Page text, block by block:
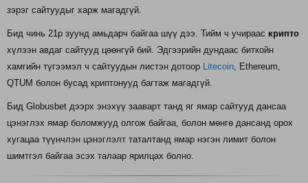
зэрэг сайтуудыг харж магадгүй.
Бид чинь 21р зуунд амьдарч байгаа шүү дээ. Тийм ч учираас крипто
хүлээн авдаг сайтууд цөөнгүй бий. Эдгээрийн дундаас биткойн
хамгийн түгээмэл ч сайтуудын листэн дотоор
Litecoin , Ethereum,
QTUM болон бусад криптонууд багтаж магадгүй.
Бид Globusbet дээрх энэхүү зааварт танд яг ямар сайтууд дансаа
цэнэглэх ямар боломжууд олгож байгаа, болон мөнгө дансанд орох
хугацаа түүнчлэн цэнэглэлт таталтанд ямар нэгэн лимит болон
шимтгэл байгаа эсэх талаар ярилцах болно.